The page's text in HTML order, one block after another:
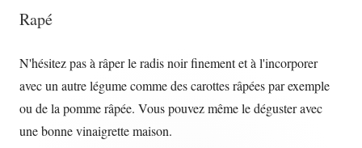
Rapé
N'hésitez pas à râper le radis noir finement et à l'incorporer
avec un autre légume comme des carottes râpées par exemple
ou de la pomme râpée. Vous pouvez même le déguster avec
une bonne vinaigrette maison.